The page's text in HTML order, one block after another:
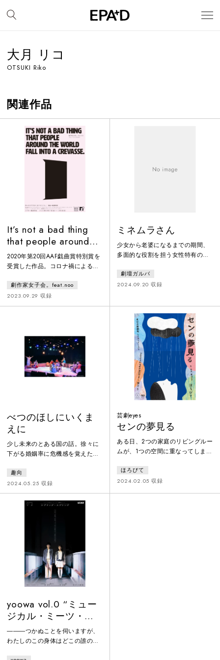
大月 リコ
OTSUKI Riko
関連作品
It’s not a bad thing
that people around
the world fall into a
crevasse.
2020年第20回AAF戯曲賞特別賞を
受賞した作品。コロナ禍による緊
な舞台に、当時を生きた人々への
インタビュー、ニュース、社会情
勢をもとに書かれた50本の短編作
くされた若者を軸に展開される、
コロナ禍を舞台にした群像劇。
劇作家女子会。feat.noo
2023.09.29 収録
ミネムラさん
少女から老婆になるまでの期間、
多面的な役割を担う女性特有の葛
ひとりの演出家が束ね直す試み。
観客は老若男女問わず、そのどこ
象的な肖像画のような世界を描
く。記憶やフィクション、そして
夢と幻想が折り重なって、"誰かで
あり誰でもない"、ある女の生涯に
想いを馳せる。我々は彼女のこと
を、『ミネムラさん』と呼ぶこと
にした。
劇壇ガルバ
2024.09.20 収録
べつのほしにいくま
えに
少し未来のとある国の話。徐々に
下がる婚姻率に危機感を覚えた政
法」を立案、施行しようとする。
それは、性別や人数、恋愛関係の
有無に関わらず、ケア関係にある
人間たちが「結婚」できることに
なる法律だった。家制度や恋愛か
ら解き放たれた「結婚」はより多
くの人生を生きる方へ導くのか。
シェイクスピア『夏の夜の夢』と
同じ名を持つ登場人物たちで語ら
れる「結婚」についての物語。
趣向
2024.05.25 収録
芸劇eyes
センの夢見る
ある日、2つの家庭のリビングルー
ムが、1つの空間に重なってしま
とハンガリーの国境付近の村レヒ
ニッツ。空想の旅に出ることが娯
ほろびて
2024.02.05 収録
yoowa vol.0 “ミュー
ジカル・ミーツ・現
代アート”『スプリン
グ・スプリング』
―――つかぬことを伺いますが、
わたしのこの身体はどこの誰のも